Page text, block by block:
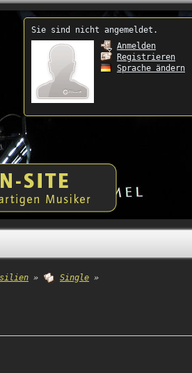
Sie sind nicht angemeldet.
Anmelden
Registrieren
Sprache ändern
» Single »